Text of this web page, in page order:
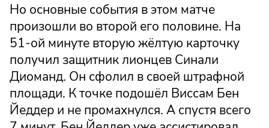
Но основные события в этом матче
произошли во второй его половине. На
51-ой минуте вторую жёлтую карточку
получил защитник лионцев Синали
Диоманд. Он сфолил в своей штрафной
площади. К точке подошёл Виссам Бен
Йеддер и не промахнулся. А спустя всего